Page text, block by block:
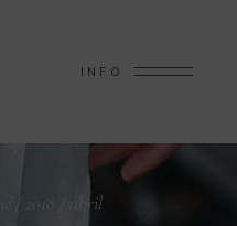
INFO
/2018/ abril